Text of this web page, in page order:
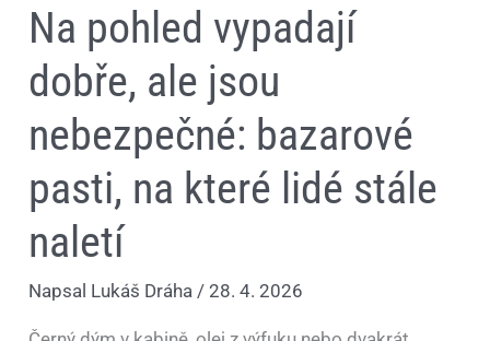
Na pohled vypadají
dobře, ale jsou
nebezpečné: bazarové
pasti, na které lidé stále
naletí
Napsal Lukáš Dráha /28. 4. 2026